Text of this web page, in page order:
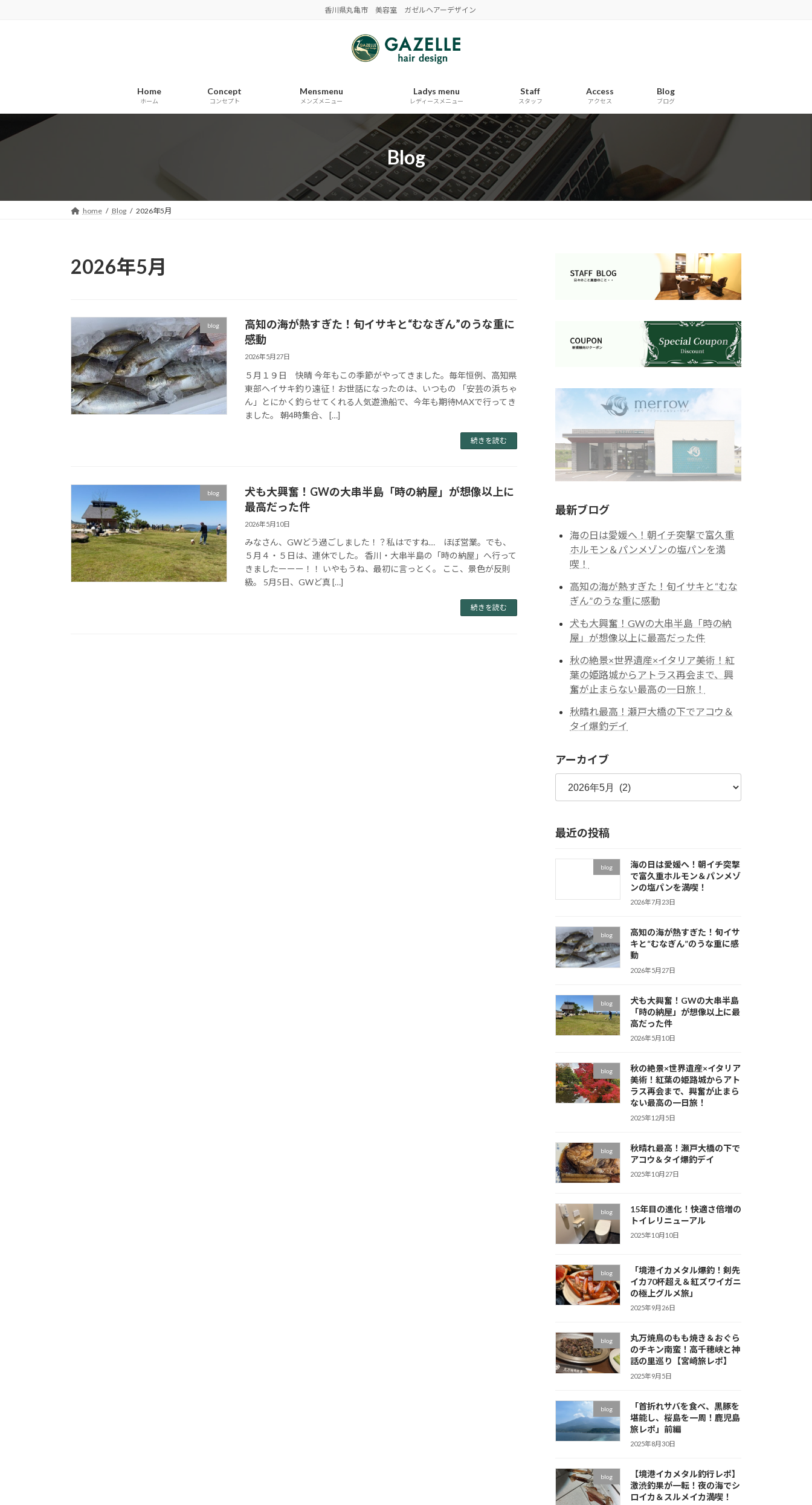
プ
動
香川県丸亀市 美容室 ガゼルヘアーデザイン
Home
ホーム
Concept
コンセプト
Mensmenu
メンズメニュー
Ladys menu
レディースメニュー
Staff
スタッフ
Access
アクセス
Blog
ブログ
Blog
home Blog 2026年5月
2026年5月
blog
高知の海が熱すぎた！旬イサキと“むなぎん”のうな重に
感動
2026年5月27日
５月１９日 快晴 今年もこの季節がやってきました。毎年恒例、高知県
東部へイサキ釣り遠征！お世話になったのは、いつもの 「安芸の浜ちゃ
ん」とにかく釣らせてくれる人気遊漁船で、今年も期待MAXで行ってき
ました。 朝4時集合、 […]
続きを読む
blog
犬も大興奮！GWの大串半島「時の納屋」が想像以上に
最高だった件
2026年5月10日
みなさん、GWどう過ごしました！？私はですね… ほぼ営業。でも、
５月４・５日は、連休でした。 香川・大串半島の「時の納屋」へ行って
きましたーーー！！ いやもうね、最初に言っとく。 ここ、景色が反則
級。 5月5日、GWど真 […]
続きを読む
最新ブログ
海の日は愛媛へ！朝イチ突撃で富久重
ホルモン＆パンメゾンの塩パンを満
喫！
高知の海が熱すぎた！旬イサキと“むな
ぎん”のうな重に感動
犬も大興奮！GWの大串半島「時の納
屋」が想像以上に最高だった件
秋の絶景×世界遺産×イタリア美術！紅
葉の姫路城からアトラス再会まで、興
奮が止まらない最高の一日旅！
秋晴れ最高！瀬戸大橋の下でアコウ＆
タイ爆釣デイ
アーカイブ
ア
カ
ブ
最近の投稿
blog
海の日は愛媛へ！朝イチ突撃
で富久重ホルモン＆パンメゾ
ンの塩パンを満喫！
2026年7月23日
blog
高知の海が熱すぎた！旬イサ
キと“むなぎん”のうな重に感
動
2026年5月27日
blog
犬も大興奮！GWの大串半島
「時の納屋」が想像以上に最
高だった件
2026年5月10日
blog
秋の絶景×世界遺産×イタリア
美術！紅葉の姫路城からアト
ラス再会まで、興奮が止まら
ない最高の一日旅！
2025年12月5日
blog
秋晴れ最高！瀬戸大橋の下で
アコウ＆タイ爆釣デイ
2025年10月27日
blog
15年目の進化！快適さ倍増の
トイレリニューアル
2025年10月10日
blog
「境港イカメタル爆釣！剣先
イカ70杯超え＆紅ズワイガニ
の極上グルメ旅」
2025年9月26日
blog
丸万焼鳥のもも焼き＆おぐら
のチキン南蛮！高千穂峡と神
話の里巡り【宮崎旅レポ】
2025年9月5日
blog
「首折れサバを食べ、黒豚を
堪能し、桜島を一周！鹿児島
旅レポ」前編
2025年8月30日
blog
【境港イカメタル釣行レポ】
激渋釣果が一転！夜の海でシ
ロイカ＆スルメイカ満喫！